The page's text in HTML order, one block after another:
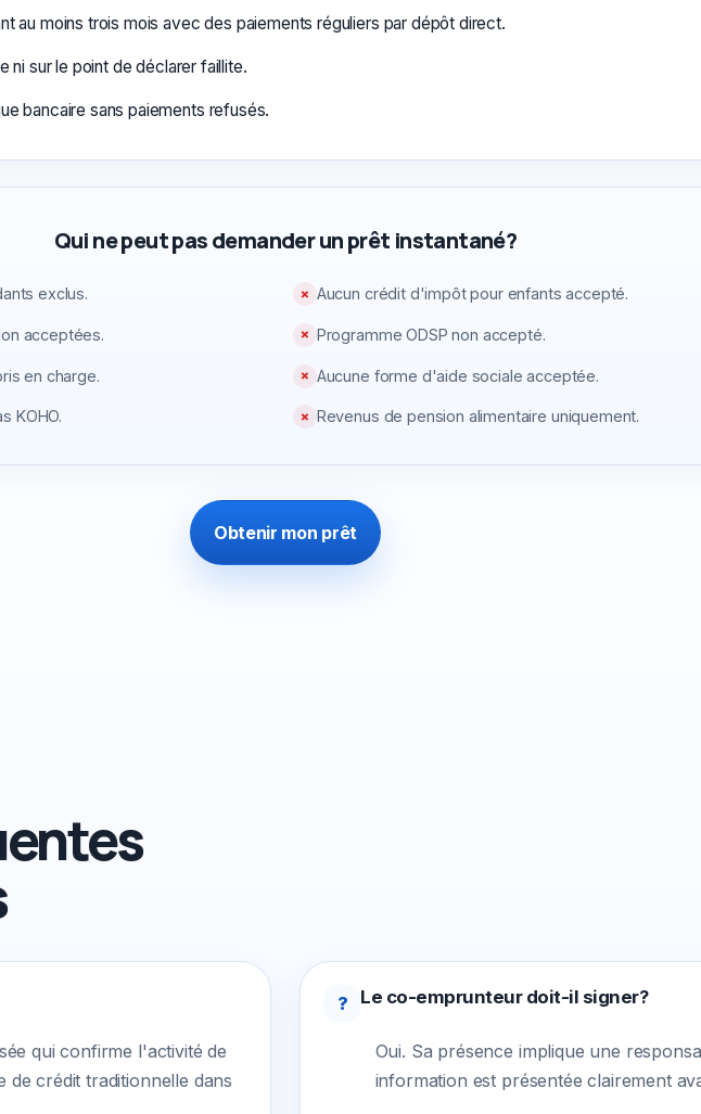
au moins trois mois avec des paiements réguliers par dépôt direct.
ni sur le point de déclarer faillite.
bancaire sans paiements refusés.
Qui ne peut pas demander un prêt instantané?
exclus. ✗ Aucun crédit d'impôt pour enfants accepté.
acceptées. ✗ Programme ODSP non accepté.
en charge. ✗ Aucune forme d'aide sociale acceptée.
KOHO. ✗ Revenus de pension alimentaire uniquement.
Obtenir mon prêt
qui confirme l'activité de
crédit traditionnelle dans
? Le co-emprunteur doit-il signer?
Oui. Sa présence implique une
information est présentée clairement